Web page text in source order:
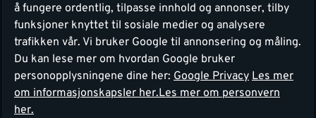
å fungere ordentlig, tilpasse innhold og annonser, tilby
funksjoner knyttet til sosiale medier og analysere
trafikken vår. Vi bruker Google til annonsering og måling.
Du kan lese mer om hvordan Google bruker
personopplysningene dine her: Google Privacy Les mer
om informasjonskapsler her.Les mer om personvern
her.